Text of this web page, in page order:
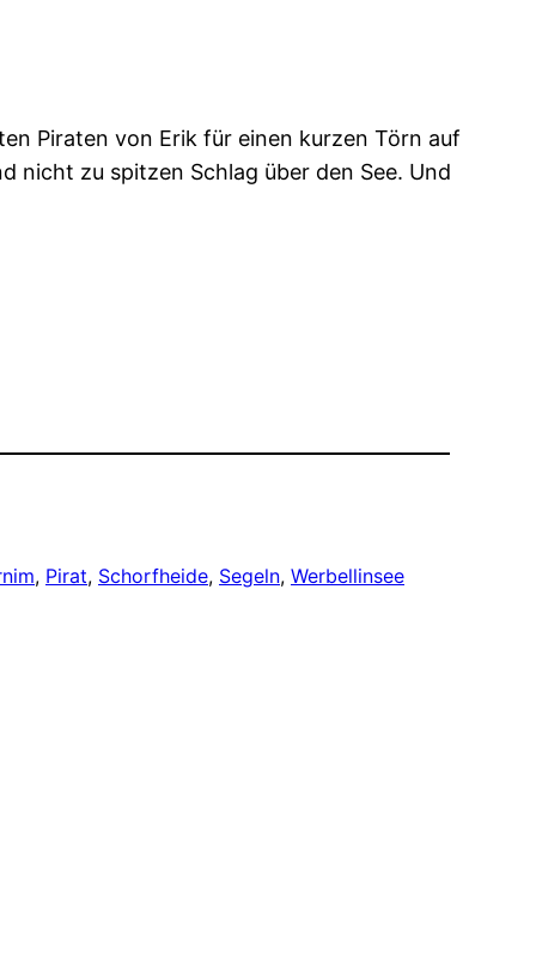
Piraten von Erik für einen kurzen Törn auf
nicht zu spitzen Schlag über den See. Und
, Pirat, Schorfheide, Segeln, Werbellinsee